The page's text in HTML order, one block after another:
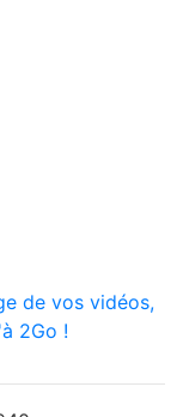
de vos vidéos,
2Go !